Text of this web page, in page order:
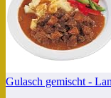
Gulasch gemischt -